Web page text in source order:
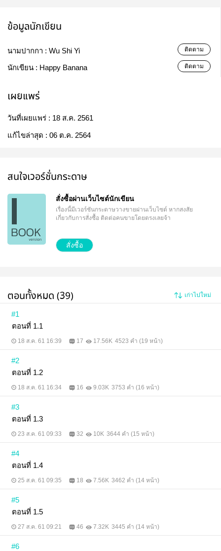
ข้อมูลนักเขียน
นามปากกา : Wu Shi Yi ติดตาม
นักเขียน : Happy Banana ติดตาม
เผยแพร่
วันที่เผยแพร่ : 18 ส.ค. 2561
แก้ไขล่าสุด : 06 ต.ค. 2564
สนใจเวอร์ชั่นกระดาษ
สั่งซื้อผ่านเว็บไซต์นักเขียน
เรื่องนี้มีเวอร์ชันกระดาษวางขายผ่านเว็บไซต์ หากสงสัย
เกี่ยวกับการสั่งซื้อ ติดต่อคนขายโดยตรงเลยจ้า
สั่งซื้อ
ตอนทั้งหมด (39) เก่าไปใหม่
#1
ตอนที่ 1.1
18 ส.ค. 61 16:39 17 17.56K 4523 คำ (19 หน้า)
#2
ตอนที่ 1.2
18 ส.ค. 61 16:34 16 9.03K 3753 คำ (16 หน้า)
#3
ตอนที่ 1.3
23 ส.ค. 61 09:33 32 10K 3644 คำ (15 หน้า)
#4
ตอนที่ 1.4
25 ส.ค. 61 09:35 18 7.56K 3462 คำ (14 หน้า)
#5
ตอนที่ 1.5
27 ส.ค. 61 09:21 46 7.32K 3445 คำ (14 หน้า)
#6